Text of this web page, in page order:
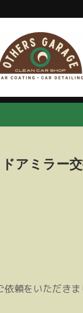
ガレー
】カーメンテナン
ドアミラー
頼をいただきま